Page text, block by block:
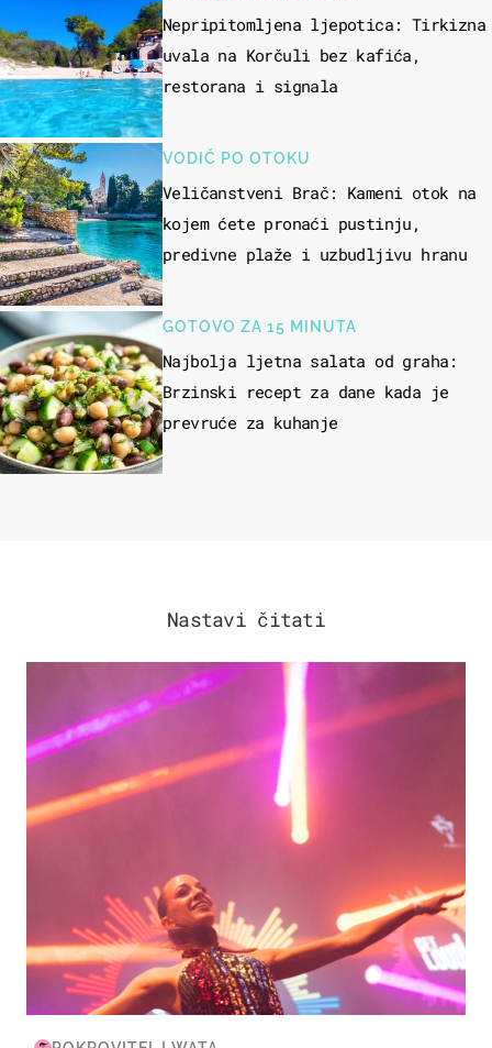
Nepripitomljena ljepotica: Tirkizna
uvala na Korčuli bez kafića,
restorana i signala
VODIČ PO OTOKU
Veličanstveni Brač: Kameni otok na
kojem ćete pronaći pustinju,
predivne plaže i uzbudljivu hranu
GOTOVO ZA 15 MINUTA
Najbolja ljetna salata od graha:
Brzinski recept za dane kada je
prevruće za kuhanje
Nastavi čitati
KULTURA & ZABAVA